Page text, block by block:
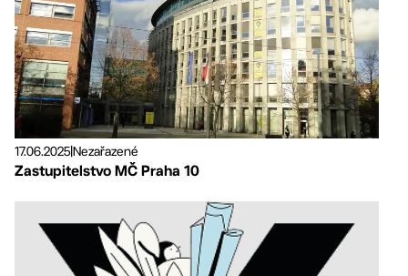
17.06.2025Nezařazené
Zastupitelstvo MČ Praha 10